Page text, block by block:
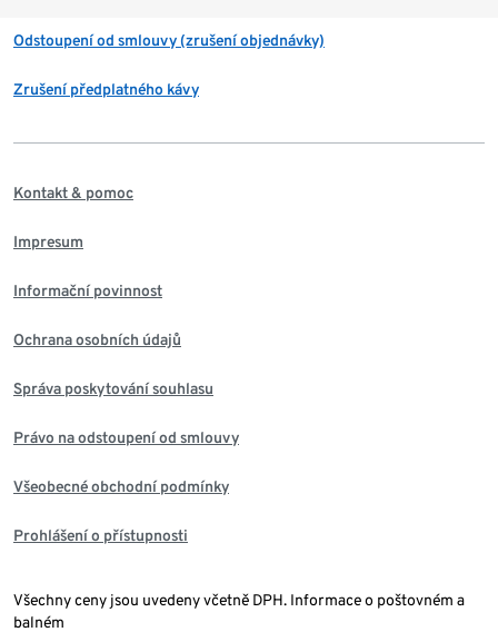
Odstoupení od smlouvy (zrušení objednávky)
Zrušení předplatného kávy
Kontakt & pomoc
Impresum
Informační povinnost
Ochrana osobních údajů
Správa poskytování souhlasu
Právo na odstoupení od smlouvy
Všeobecné obchodní podmínky
Prohlášení o přístupnosti
Všechny ceny jsou uvedeny včetně DPH. Informace o poštovném a
balném